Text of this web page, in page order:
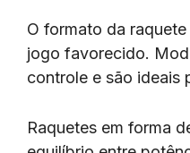
O formato da
jogo favorecido.
controle e são ideais
Raquetes em forma